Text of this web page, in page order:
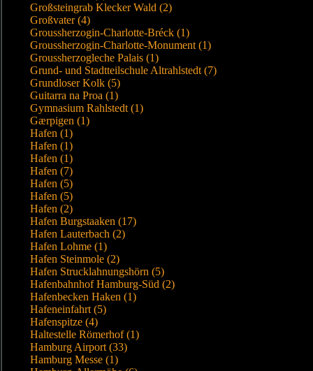
Großsteingrab Klecker Wald (2)
Großvater (4)
Groussherzogin-Charlotte-Bréck (1)
Groussherzogin-Charlotte-Monument (1)
Groussherzogleche Palais (1)
Grund- und Stadtteilschule Altrahlstedt (7)
Grundloser Kolk (5)
Guitarra na Proa (1)
Gymnasium Rahlstedt (1)
Gærpigen (1)
Hafen (1)
Hafen (1)
Hafen (1)
Hafen (7)
Hafen (5)
Hafen (5)
Hafen (2)
Hafen Burgstaaken (17)
Hafen Lauterbach (2)
Hafen Lohme (1)
Hafen Steinmole (2)
Hafen Strucklahnungshörn (5)
Hafenbahnhof Hamburg-Süd (2)
Hafenbecken Haken (1)
Hafeneinfahrt (5)
Hafenspitze (4)
Haltestelle Römerhof (1)
Hamburg Airport (33)
Hamburg Messe (1)